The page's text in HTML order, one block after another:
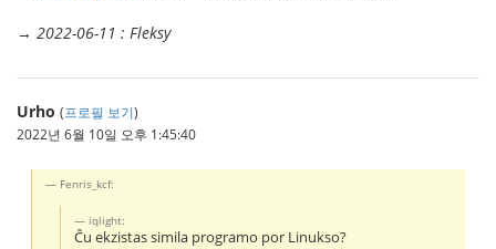
→ 2022-06-11 : Fleksy
Urho (프로필 보기)
2022년 6월 10일 오후 1:45:40
Fenris_kcf:
iqlight:
Ĉu ekzistas simila programo por Linukso?